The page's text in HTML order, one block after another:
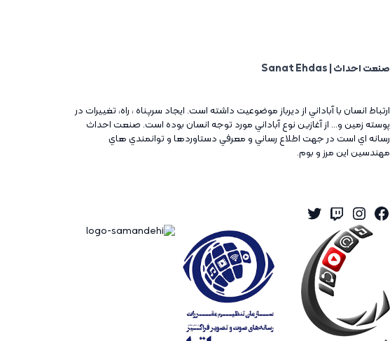
صنعت احداث | Sanat Ehdas
ارتباط انسان با آباداني از ديرباز موضوعيت داشته است. ايجاد سرپناه ، راه، تغييرات در
پوسته زمين و... از آغازين نوع آباداني مورد توجه انسان بوده است. صنعت احداث
رسانه اي است در جهت اطلاع رساني و معرفي دستاوردها و توانمندي هاي
مهندسين اين مرز و بوم.
Facebook
Instagram
Twitch
Twitter